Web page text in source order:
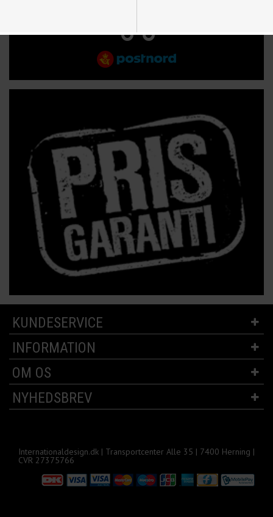
KUNDESERVICE
INFORMATION
OM OS
NYHEDSBREV
Internationaldesign.dk | Transportcenter Alle 35 | 7400 Herning |
CVR 27375766